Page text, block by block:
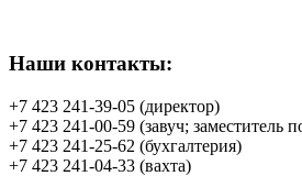
Наши контакты:
+7 423 241-39-05 (директор)
+7 423 241-00-59 (завуч; заместитель
+7 423 241-25-62 (бухгалтерия)
+7 423 241-04-33 (вахта)